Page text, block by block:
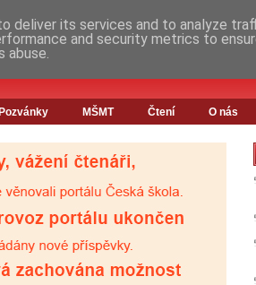
Pozvánky MŠMT Čtení O nás
deliver its services and to analyze
and security metrics to
abuse.